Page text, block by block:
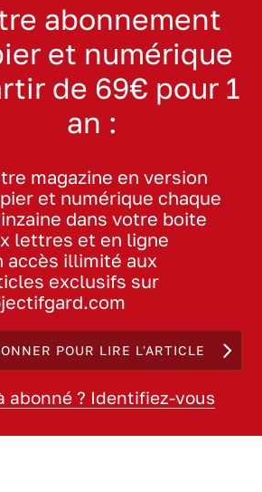
abonnement
et numérique
de 69€ pour 1
an :
magazine en version
et numérique chaque
dans votre boite
lettres et en ligne
accès illimité aux
exclusifs sur
POUR LIRE L'ARTICLE
abonné ? Identifiez-vous